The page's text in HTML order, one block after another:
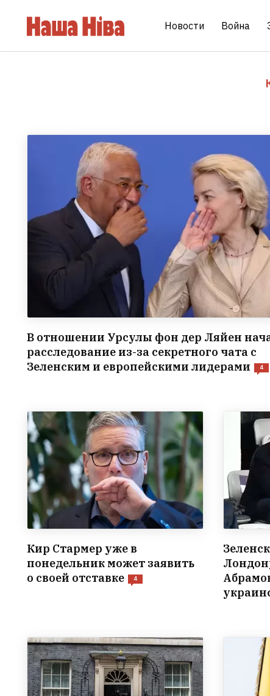
Новости Война
В отношении Урсулы фон дер Ляйен
расследование из-за секретного чата с
Зеленским и европейскими лидерами
4
Кир Стармер уже в
понедельник может заявить
о своей отставке
4